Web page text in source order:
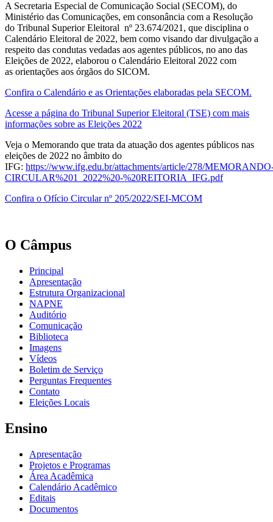
A Secretaria Especial de Comunicação Social (SECOM), do
Ministério das Comunicações, em consonância com a Resolução
do Tribunal Superior Eleitoral nº 23.674/2021, que disciplina o
Calendário Eleitoral de 2022, bem como visando dar divulgação a
respeito das condutas vedadas aos agentes públicos, no ano das
Eleições de 2022, elaborou o Calendário Eleitoral 2022 com
as orientações aos órgãos do SICOM.
Confira o Calendário e as Orientações elaboradas pela SECOM.
Acesse a página do Tribunal Superior Eleitoral (TSE) com mais
informações sobre as Eleições 2022
Veja o Memorando que trata da atuação dos agentes públicos nas
eleições de 2022 no âmbito do
IFG: https://www.ifg.edu.br/attachments/article/278/
CIRCULAR%201_2022%20-%20REITORIA_IFG.pdf
Confira o Ofício Circular nº 205/2022/SEI-MCOM
O Câmpus
Principal
Apresentação
Estrutura Organizacional
NAPNE
Auditório
Comunicação
Biblioteca
Imagens
Vídeos
Boletim de Serviço
Perguntas Frequentes
Contato
Eleições Locais
Ensino
Apresentação
Projetos e Programas
Área Acadêmica
Calendário Acadêmico
Editais
Documentos